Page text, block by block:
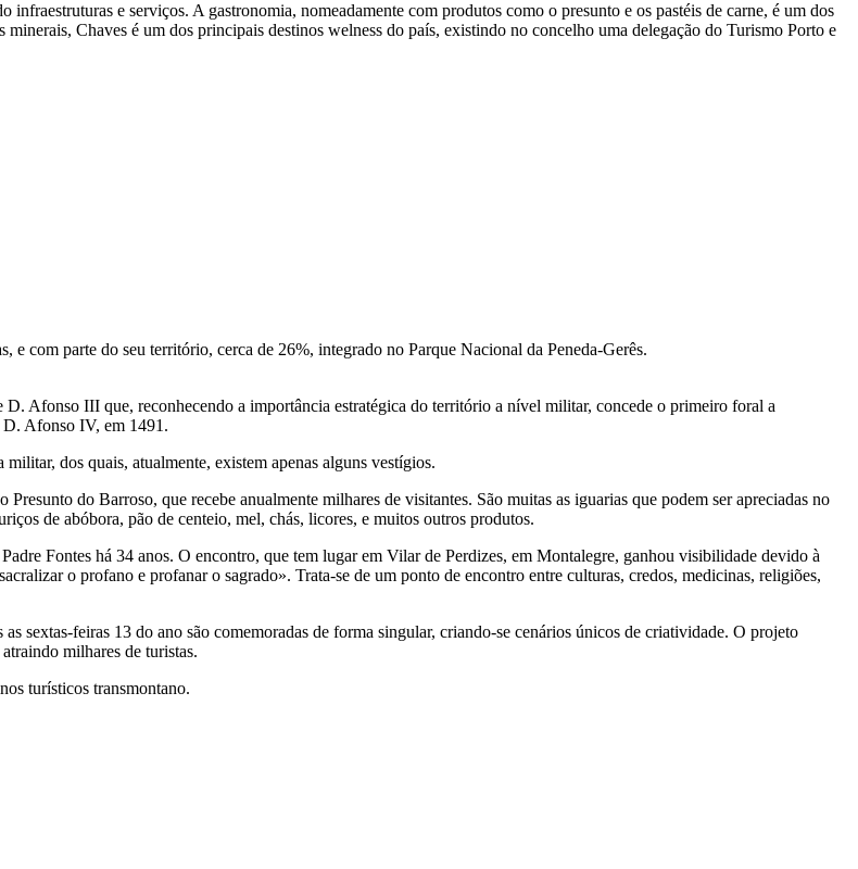
e serviços. A gastronomia, nomeadamente com produtos como o presunto e os pastéis de carne, é um dos
minerais, Chaves é um dos principais destinos welness do país, existindo no concelho uma delegação do Turismo Porto e
com parte do seu território, cerca de 26%, integrado no Parque Nacional da Peneda-Gerês.
Afonso III que, reconhecendo a importância estratégica do território a nível militar, concede o primeiro foral a
Afonso IV, em 1491.
dos quais, atualmente, existem apenas alguns vestígios.
do Barroso, que recebe anualmente milhares de visitantes. São muitas as iguarias que podem ser apreciadas no
de abóbora, pão de centeio, mel, chás, licores, e muitos outros produtos.
Fontes há 34 anos. O encontro, que tem lugar em Vilar de Perdizes, em Montalegre, ganhou visibilidade devido à
o profano e profanar o sagrado». Trata-se de um ponto de encontro entre culturas, credos, medicinas, religiões,
sextas-feiras 13 do ano são comemoradas de forma singular, criando-se cenários únicos de criatividade. O projeto
milhares de turistas.
turísticos transmontano.